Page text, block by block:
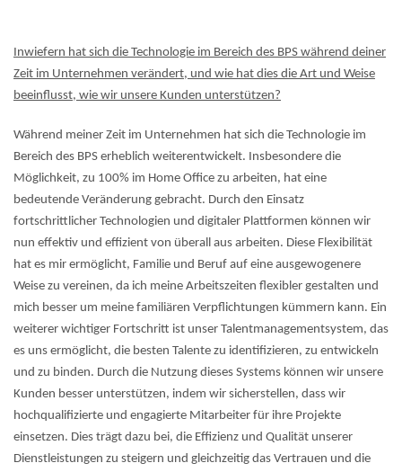
Inwiefern hat sich die Technologie im Bereich des BPS während deiner
Zeit im Unternehmen verändert, und wie hat dies die Art und Weise
beeinflusst, wie wir unsere Kunden unterstützen?
Während meiner Zeit im Unternehmen hat sich die Technologie im
Bereich des BPS erheblich weiterentwickelt. Insbesondere die
Möglichkeit, zu 100% im Home Office zu arbeiten, hat eine
bedeutende Veränderung gebracht. Durch den Einsatz
fortschrittlicher Technologien und digitaler Plattformen können wir
nun effektiv und effizient von überall aus arbeiten. Diese Flexibilität
hat es mir ermöglicht, Familie und Beruf auf eine ausgewogenere
Weise zu vereinen, da ich meine Arbeitszeiten flexibler gestalten und
mich besser um meine familiären Verpflichtungen kümmern kann. Ein
weiterer wichtiger Fortschritt ist unser Talentmanagementsystem, das
es uns ermöglicht, die besten Talente zu identifizieren, zu entwickeln
und zu binden. Durch die Nutzung dieses Systems können wir unsere
Kunden besser unterstützen, indem wir sicherstellen, dass wir
hochqualifizierte und engagierte Mitarbeiter für ihre Projekte
einsetzen. Dies trägt dazu bei, die Effizienz und Qualität unserer
Dienstleistungen zu steigern und gleichzeitig das Vertrauen und die